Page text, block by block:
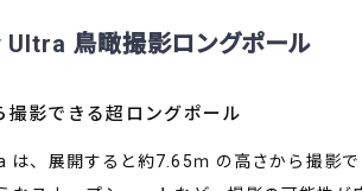
鳥瞰撮影ロングポール
影できる超ロングポール
、展開すると約7.65ｍ の高さから撮影